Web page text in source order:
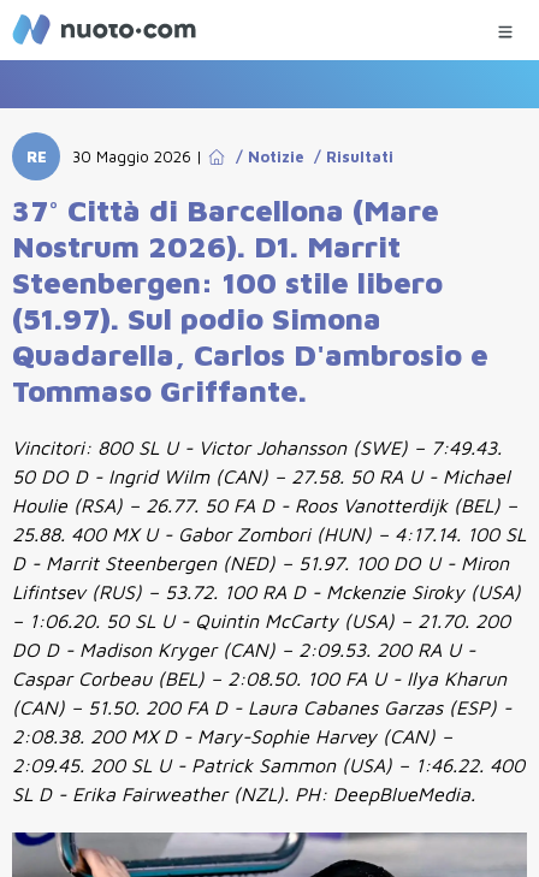
RE 30 Maggio 2026 | / Notizie / Risultati
37° Città di Barcellona (Mare
Nostrum 2026). D1. Marrit
Steenbergen: 100 stile libero
(51.97). Sul podio Simona
Quadarella, Carlos D'ambrosio e
Tommaso Griffante.
Vincitori: 800 SL U - Victor Johansson (SWE) – 7:49.43.
50 DO D - Ingrid Wilm (CAN) – 27.58. 50 RA U - Michael
Houlie (RSA) – 26.77. 50 FA D - Roos Vanotterdijk (BEL) –
25.88. 400 MX U - Gabor Zombori (HUN) – 4:17.14. 100 SL
D - Marrit Steenbergen (NED) – 51.97. 100 DO U - Miron
Lifintsev (RUS) – 53.72. 100 RA D - Mckenzie Siroky (USA)
– 1:06.20. 50 SL U - Quintin McCarty (USA) – 21.70. 200
DO D - Madison Kryger (CAN) – 2:09.53. 200 RA U -
Caspar Corbeau (BEL) – 2:08.50. 100 FA U - Ilya Kharun
(CAN) – 51.50. 200 FA D - Laura Cabanes Garzas (ESP) -
2:08.38. 200 MX D - Mary-Sophie Harvey (CAN) –
2:09.45. 200 SL U - Patrick Sammon (USA) – 1:46.22. 400
SL D - Erika Fairweather (NZL). PH: DeepBlueMedia.